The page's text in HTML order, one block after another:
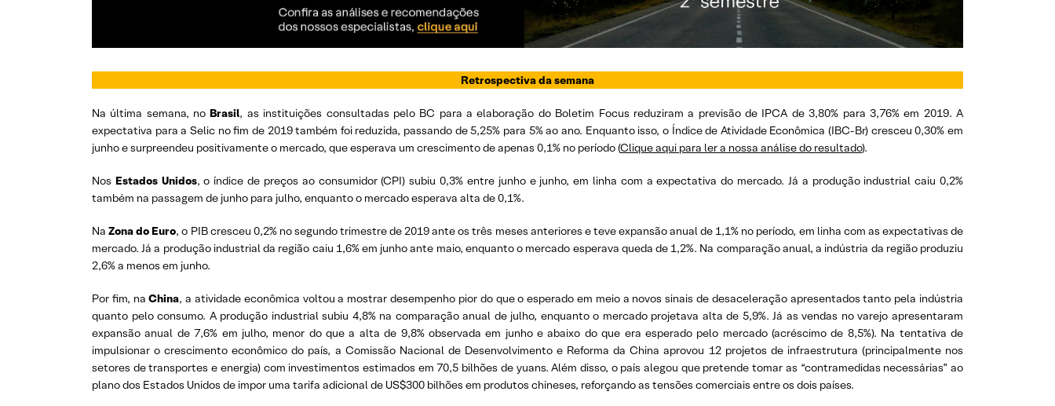
Retrospectiva da semana
Na última semana, no Brasil, as instituições consultadas pelo BC para a elaboração do Boletim Focus reduziram a previsão de IPCA de 3,80% para 3,76% em 2019. A
expectativa para a Selic no fim de 2019 também foi reduzida, passando de 5,25% para 5% ao ano. Enquanto isso, o Índice de Atividade Econômica (IBC-Br) cresceu 0,30% em
junho e surpreendeu positivamente o mercado, que esperava um crescimento de apenas 0,1% no período (Clique aqui para ler a nossa análise do resultado).
Nos Estados Unidos, o índice de preços ao consumidor (CPI) subiu 0,3% entre junho e junho, em linha com a expectativa do mercado. Já a produção industrial caiu 0,2%
também na passagem de junho para julho, enquanto o mercado esperava alta de 0,1%.
NaZona do Euro, o PIB cresceu 0,2% no segundo trimestre de 2019 ante os três meses anteriores e teve expansão anual de 1,1% no período, em linha com as expectativas de
mercado. Já a produção industrial da região caiu 1,6% em junho ante maio, enquanto o mercado esperava queda de 1,2%. Na comparação anual, a indústria da região produziu
2,6% a menos em junho.
Por fim, naChina, a atividade econômica voltou a mostrar desempenho pior do que o esperado em meio a novos sinais de desaceleração apresentados tanto pela indústria
quanto pelo consumo. A produção industrial subiu 4,8% na comparação anual de julho, enquanto o mercado projetava alta de 5,9%. Já as vendas no varejo apresentaram
expansão anual de 7,6% em julho, menor do que a alta de 9,8% observada em junho e abaixo do que era esperado pelo mercado (acréscimo de 8,5%). Na tentativa de
impulsionar o crescimento econômico do país, a Comissão Nacional de Desenvolvimento e Reforma da China aprovou 12 projetos de infraestrutura (principalmente nos
setores de transportes e energia) com investimentos estimados em 70,5 bilhões de yuans. Além disso, o país alegou que pretende tomar as “contramedidas necessárias” ao
plano dos Estados Unidos de impor uma tarifa adicional de US$300 bilhões em produtos chineses, reforçando as tensões comerciais entre os dois países.